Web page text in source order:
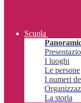
Scuola
I luoghi
Le persone
I numeri
La storia